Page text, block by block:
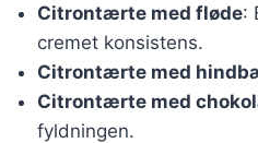
Citrontærte med fløde:
cremet konsistens.
Citrontærte med
Citrontærte med
fyldningen.